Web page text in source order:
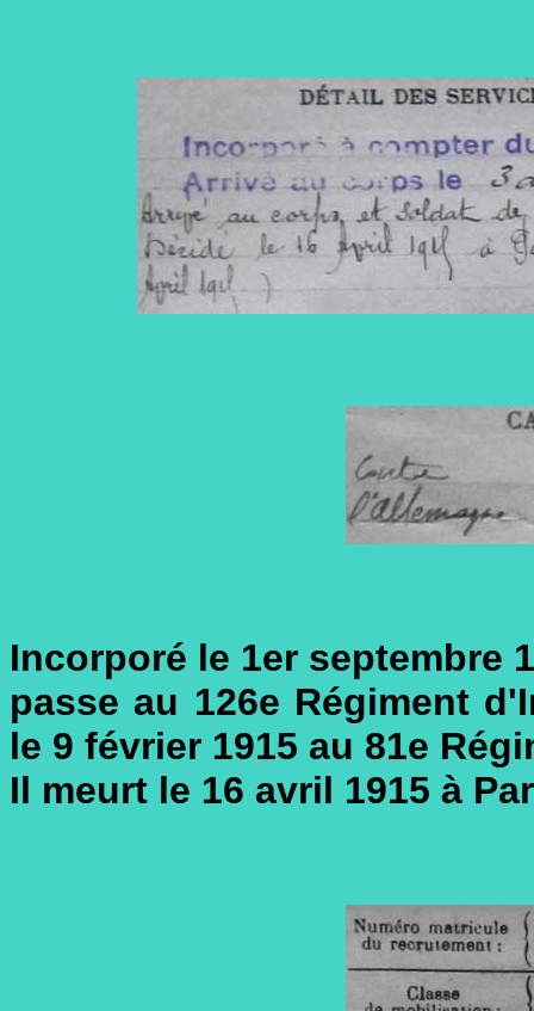
Incorporé le 1er septembre
passe au 126e Régiment
le 9 février 1915 au 81e
Il meurt le 16 avril 1915 à